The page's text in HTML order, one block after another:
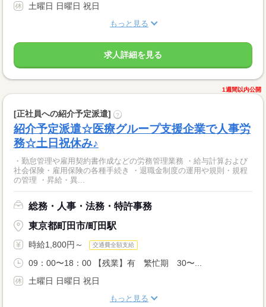
土曜日 日曜日 祝日
もっと見る
求人詳細を見る
1週間以内公開
[正社員への紹介予定派遣] ?
紹介予定派遣☆医療グループ支援企業で人事労
務☆土日祝休み♪
・勤怠管理や雇用契約書作成などの労務管理業務 ・給与計算および
社会保険・雇用保険の各種手続き ・退職金制度の運用や規則・規程
の管理 ・昇給・異...
総務・人事・法務・特許事務
東京都町田市/町田駅
時給1,800円～ 交通費全額支給
09：00〜18：00 【残業】有 繁忙期 30〜...
土曜日 日曜日 祝日
もっと見る